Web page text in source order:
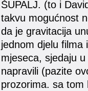
ŠUPALJ. (to i
takvu mogućnost
da je gravitacija
jednom djelu filma
mjeseca, sjedaju
napravili (pazite
prozorima. sa tom